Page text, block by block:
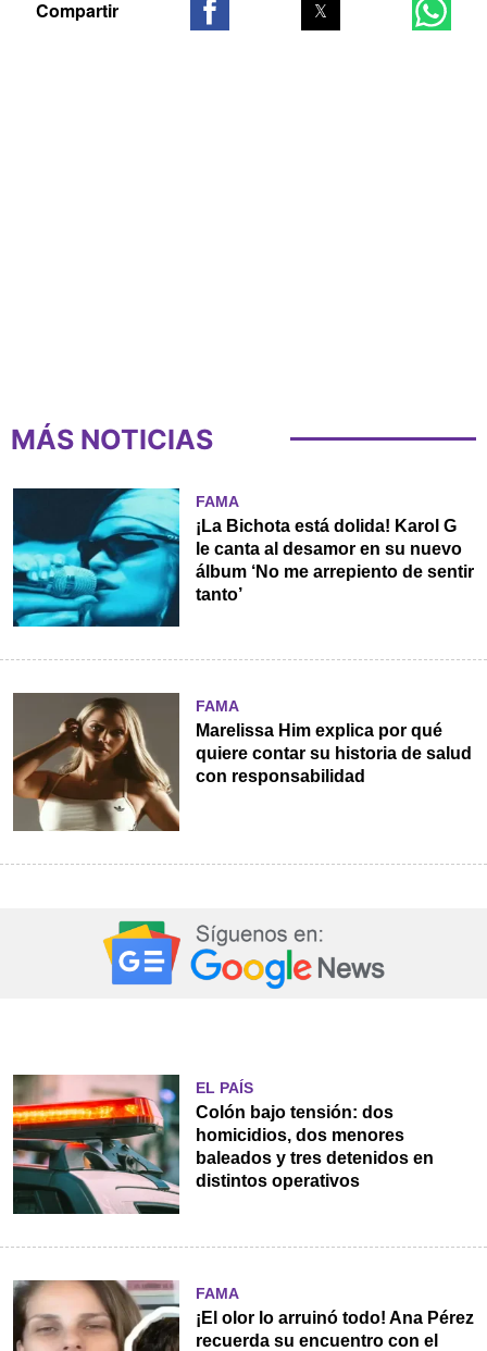
MÁS NOTICIAS
FAMA
¡La Bichota está dolida! Karol G
le canta al desamor en su nuevo
álbum ‘No me arrepiento de sentir
tanto’
FAMA
Marelissa Him explica por qué
quiere contar su historia de salud
con responsabilidad
EL PAÍS
Colón bajo tensión: dos
homicidios, dos menores
baleados y tres detenidos en
distintos operativos
FAMA
¡El olor lo arruinó todo! Ana Pérez
recuerda su encuentro con el